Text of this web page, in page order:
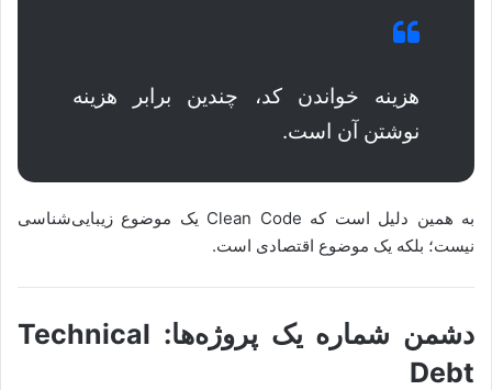
هزینه خواندن کد، چندین برابر هزینه
نوشتن آن است.
به همین دلیل است که Clean Code یک موضوع زیبایی‌شناسی
نیست؛ بلکه یک موضوع اقتصادی است.
دشمن شماره یک پروژه‌ها: Technical
Debt